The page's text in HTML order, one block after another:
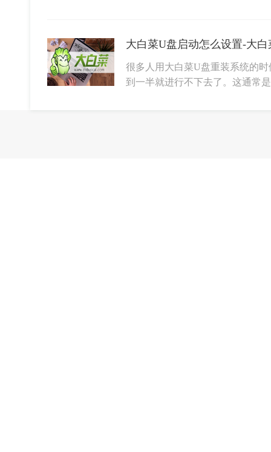
大白菜U盘启动怎么设置-大
很多人用大白菜U盘重装系统的
到一半就进行不下去了。这通常